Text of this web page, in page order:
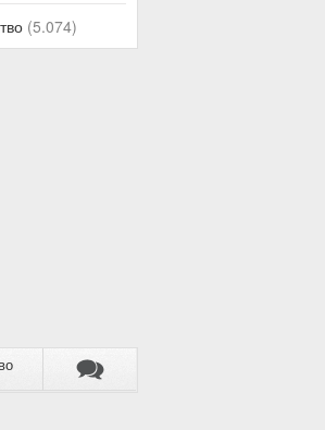
(5.074)